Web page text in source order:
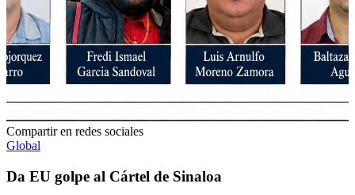
Compartir en redes sociales
Global
Da EU golpe al Cártel de Sinaloa